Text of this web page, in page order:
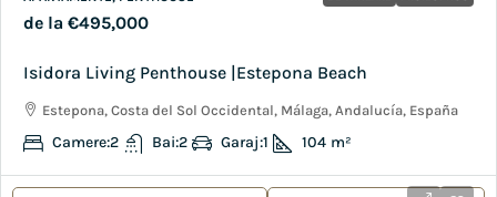
de la €495,000
Isidora Living Penthouse |Estepona Beach
Estepona, Costa del Sol Occidental, Málaga, Andalucía, España
Camere:2 Bai:2 Garaj:1 104 m²